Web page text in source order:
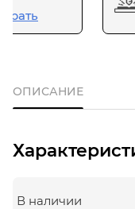
ОПИСАНИЕ
В наличии